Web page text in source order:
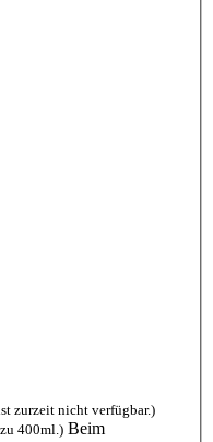
zurzeit nicht verfügbar.)
400ml.) Beim